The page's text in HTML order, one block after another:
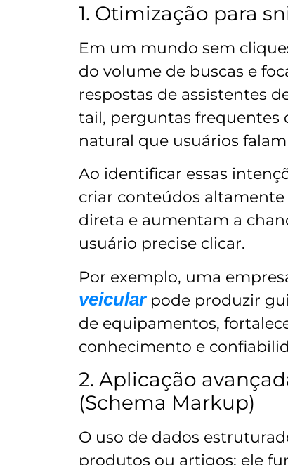
1. Otimização para
Em um mundo sem
do volume de buscas e
respostas de assistentes
tail, perguntas frequentes
natural que usuários
Ao identificar essas
criar conteúdos
direta e aumentam a
usuário precise clicar.
Por exemplo, uma
veicularpode produzir
de equipamentos,
conhecimento e
2. Aplicação
(Schema Markup)
O uso de dados
produtos ou artigos; ele